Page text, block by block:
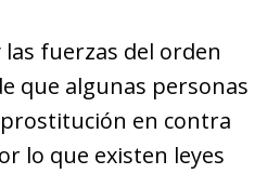
las fuerzas del orden
que algunas personas
en contra
lo que existen leyes